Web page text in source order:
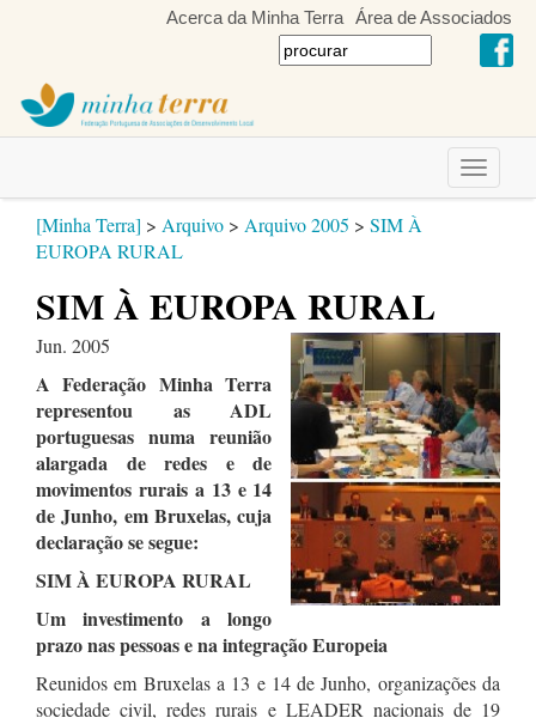
Acerca da Minha Terra Área de Associados
Toggle
[Minha Terra] > Arquivo > Arquivo 2005 > SIM À
EUROPA RURAL
SIM À EUROPA RURAL
Jun. 2005
A Federação Minha Terra
representou as ADL
portuguesas numa reunião
alargada de redes e de
movimentos rurais a 13 e 14
de Junho, em Bruxelas, cuja
declaração se segue:
SIM À EUROPA RURAL
Um investimento a longo
prazo nas pessoas e na integração Europeia
Reunidos em Bruxelas a 13 e 14 de Junho, organizações da
sociedade civil, redes rurais e LEADER nacionais de 19